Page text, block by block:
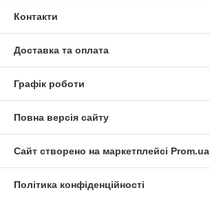
Контакти
Доставка та оплата
Графік роботи
Повна версія сайту
Сайт створено на маркетплейсі Prom.ua
Політика конфіденційності